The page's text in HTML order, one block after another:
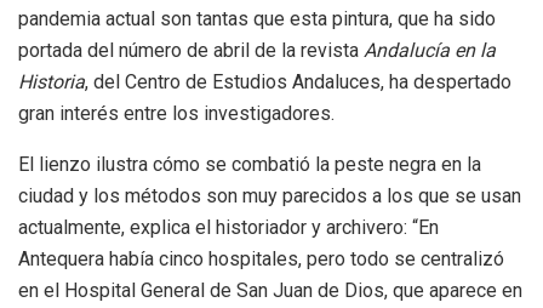
pandemia actual son tantas que esta pintura, que ha sido
portada del número de abril de la revista Andalucía en la
Historia, del Centro de Estudios Andaluces, ha despertado
gran interés entre los investigadores.
El lienzo ilustra cómo se combatió la peste negra en la
ciudad y los métodos son muy parecidos a los que se usan
actualmente, explica el historiador y archivero: “En
Antequera había cinco hospitales, pero todo se centralizó
en el Hospital General de San Juan de Dios, que aparece en